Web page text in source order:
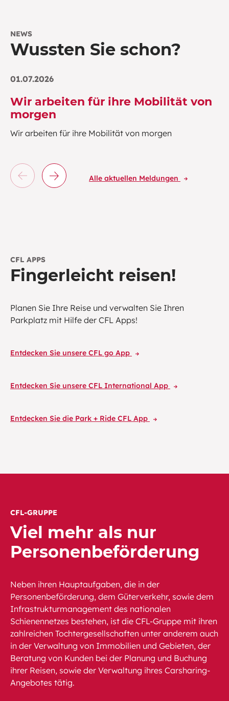
NEWS
Wussten Sie schon?
Wir arbeiten für ihre Mobilität von
morgen
01.07.2026
Wir arbeiten für ihre Mobilität von morgen
Alle aktuellen Meldungen
CFL APPS
Fingerleicht reisen!
Planen Sie Ihre Reise und verwalten Sie Ihren
Parkplatz mit Hilfe der CFL Apps!
Entdecken Sie unsere CFL go App
Entdecken Sie unsere CFL International App
Entdecken Sie die Park + Ride CFL App
CFL-GRUPPE
Viel mehr als nur
Personenbeförderung
Neben ihren Hauptaufgaben, die in der
Personenbeförderung, dem Güterverkehr, sowie dem
Infrastrukturmanagement des nationalen
Schienennetzes bestehen, ist die CFL-Gruppe mit ihren
zahlreichen Tochtergesellschaften unter anderem auch
in der Verwaltung von Immobilien und Gebieten, der
Beratung von Kunden bei der Planung und Buchung
ihrer Reisen, sowie der Verwaltung ihres Carsharing-
Angebotes tätig.